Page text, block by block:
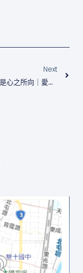
Next
新家，也是心之所向｜愛陌生創辦人 陳治圩 喬遷感言